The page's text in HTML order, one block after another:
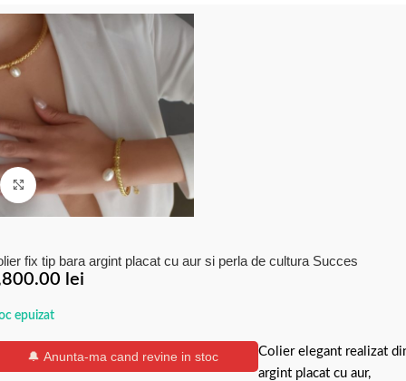
Click to enlarge
fix tip bara argint placat cu aur si perla de cultura Succes
lei
epuizat
🔔 Anunta-ma cand revine in stoc
Colier elegant realizat
argint placat cu aur,